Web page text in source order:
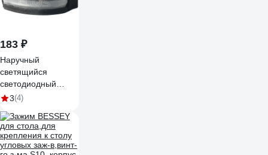
183 ₽
Наручный
светящийся
светодиодный
ремешок Ecos,
3(4)